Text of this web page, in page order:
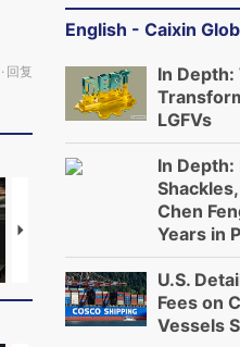
· 回复
马航飞行员跨国走私7万
视线｜
育部长
English - Caixin
In
LGFVs
In Depth:
Chen
Years in
U.S.
Fees on
Vessels